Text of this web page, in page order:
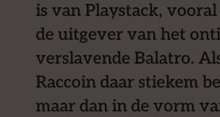
is van Playstack, vooral
de uitgever van het
verslavende Balatro.
Raccoin daar stiekem
maar dan in de vorm